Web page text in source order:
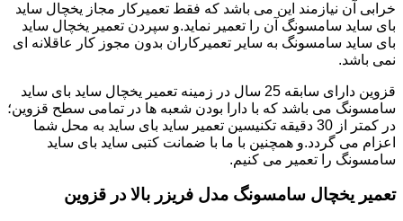
خرابی آن نیازمند این می باشد که فقط تعمیرکار مجاز یخچال ساید
بای ساید سامسونگ آن را تعمیر نماید.و سپردن تعمیر یخچال ساید
بای ساید سامسونگ به سایر تعمیرکاران بدون مجوز کار عاقلانه ای
نمی باشد.
قزوین دارای سابقه 25 سال در زمینه تعمیر یخچال ساید بای ساید
سامسونگ می باشد که با دارا بودن شعبه ها در تمامی سطح قزوین؛
در کمتر از 30 دقیقه تکنیسین تعمیر ساید بای ساید به محل شما
اعزام می گردد.و همچنین با ما با ضمانت کتبی ساید بای ساید
سامسونگ را تعمیر می کنیم.
تعمیر یخچال سامسونگ مدل فریزر بالا در قزوین